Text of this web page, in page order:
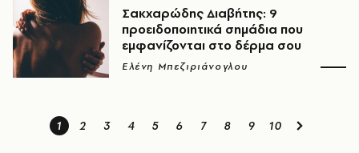
Σακχαρώδης Διαβήτης: 9
προειδοποιητικά σημάδια που
εμφανίζονται στο δέρμα σου
Ελένη Μπεζιριάνογλου
1 2 3 4 5 6 7 8 9 10